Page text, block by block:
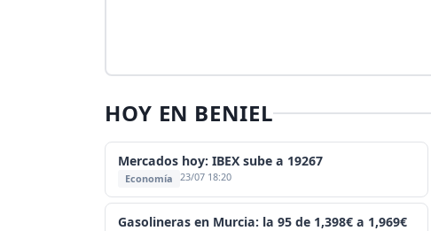
HOY EN BENIEL
Mercados hoy: IBEX sube a 19267
Economía 23/07 18:20
Gasolineras en Murcia: la 95 de 1,398€ a 1,969€